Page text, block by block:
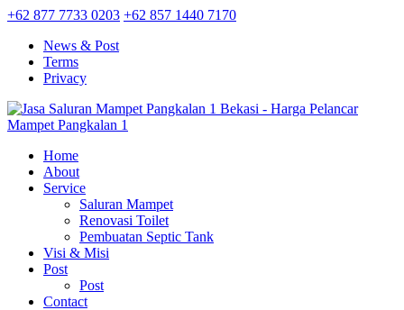
+62 877 7733 0203 +62 857 1440 7170
News & Post
Terms
Privacy
Home
About
Service
Saluran Mampet
Renovasi Toilet
Pembuatan Septic Tank
Visi & Misi
Post
Post
Contact